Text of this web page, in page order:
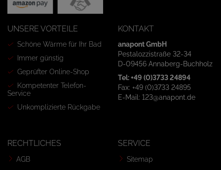
UNSERE VORTEILE
Schöne Wärme für Ihr Bad
Immer günstig
Geprüfter Online-Shop
Kompetenter Telefon-
Service
Unkomplizierte Rückgabe
KONTAKT
anapont GmbH
Pestalozzistraße 32-34
D-09456 Annaberg-Buchholz
Tel: +49 (0)3733 24894
Fax: +49 (0)3733 24895
E-Mail: 123@anapont.de
RECHTLICHES
AGB
SERVICE
Sitemap